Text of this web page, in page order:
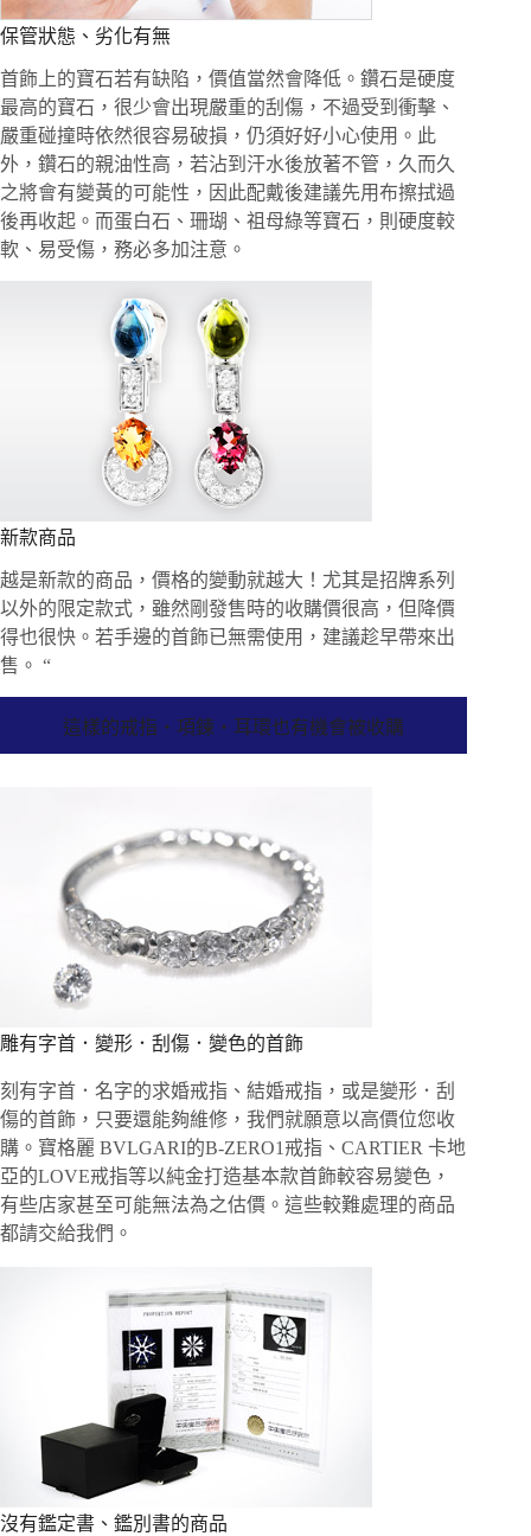
保管狀態、劣化有無
首飾上的寶石若有缺陷，價值當然會降低。鑽石是硬度
最高的寶石，很少會出現嚴重的刮傷，不過受到衝擊、
嚴重碰撞時依然很容易破損，仍須好好小心使用。此
外，鑽石的親油性高，若沾到汗水後放著不管，久而久
之將會有變黃的可能性，因此配戴後建議先用布擦拭過
後再收起。而蛋白石、珊瑚、祖母綠等寶石，則硬度較
軟、易受傷，務必多加注意。
新款商品
越是新款的商品，價格的變動就越大！尤其是招牌系列
以外的限定款式，雖然剛發售時的收購價很高，但降價
得也很快。若手邊的首飾已無需使用，建議趁早帶來出
售。 “
這樣的戒指・項鍊・耳環也有機會被收購
雕有字首．變形．刮傷．變色的首飾
刻有字首．名字的求婚戒指、結婚戒指，或是變形．刮
傷的首飾，只要還能夠維修，我們就願意以高價位您收
購。寶格麗 BVLGARI的B-ZERO1戒指、CARTIER 卡地
亞的LOVE戒指等以純金打造基本款首飾較容易變色，
有些店家甚至可能無法為之估價。這些較難處理的商品
都請交給我們。
沒有鑑定書、鑑別書的商品